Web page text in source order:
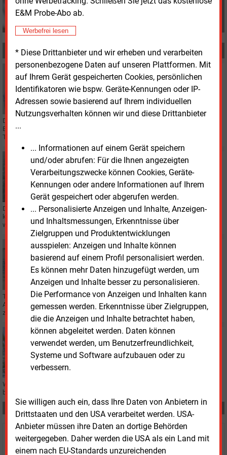
E&M Probe-Abo ab.
Werbefrei lesen
* Diese Drittanbieter und wir erheben und verarbeiten
personenbezogene Daten auf unseren Plattformen. Mit
auf Ihrem Gerät gespeicherten Cookies, persönlichen
Identifikatoren wie bspw. Geräte-Kennungen oder IP-
Adressen sowie basierend auf Ihrem individuellen
Nutzungsverhalten können wir und diese Drittanbieter
...
... Informationen auf einem Gerät speichern
und/oder abrufen: Für die Ihnen angezeigten
Verarbeitungszwecke können Cookies, Geräte-
Kennungen oder andere Informationen auf Ihrem
Gerät gespeichert oder abgerufen werden.
... Personalisierte Anzeigen und Inhalte, Anzeigen-
und Inhaltsmessungen, Erkenntnisse über
Zielgruppen und Produktentwicklungen
ausspielen: Anzeigen und Inhalte können
basierend auf einem Profil personalisiert werden.
Es können mehr Daten hinzugefügt werden, um
Anzeigen und Inhalte besser zu personalisieren.
Die Performance von Anzeigen und Inhalten kann
gemessen werden. Erkenntnisse über Zielgruppen,
die die Anzeigen und Inhalte betrachtet haben,
können abgeleitet werden. Daten können
verwendet werden, um Benutzerfreundlichkeit,
Systeme und Software aufzubauen oder zu
verbessern.
Sie willigen auch ein, dass Ihre Daten von Anbietern in
Drittstaaten und den USA verarbeitet werden. USA-
Anbieter müssen ihre Daten an dortige Behörden
weitergegeben. Daher werden die USA als ein Land mit
einem nach EU-Standards unzureichenden
MEHR ZUM THEMA
UNTERNEHMEN
Spie kauft weiteres Unternehmen
Der Energie- und Contractingdienstleister Spie erwirbt ein Mannheimer
Beratungs- und Dienstleistungs-Unternehmen für die "digitale
Transformation".
Montag, 30.01.2023, 15:03
WINDKRAFT OFFSHORE
Mehr Windenergie von der Nordsee
Der Netzbetreiber Tennet bilanziert für das vergangene Jahr 21,21 Milliarden
kWh Strom, die von Windkraftwerken in der Nordsee an Land übertragen
worden sind.
Freitag, 2.12.2022, 14:57
STROMNETZ
Südostlink erreicht finale Planungsphase
Tennet hat die Planfeststellungsunterlagen für den südlichsten bayerischen
Abschnitt der Gleichstromverbindung Südostlink bei der Bundesnetzagentur
zur Genehmigung eingereicht.
Dienstag, 22.11.2022, 11:12
STROMNETZ
Kooperation soll mehr Grünstrom ins Netz bringen
Wie man mit außergewöhnlichen Herangehensweisen den Stromnetzausbau
beschleunigen kann, beweisen aktuell Tennet und Bayernwerk.
Haben Sie Interesse an Content oder